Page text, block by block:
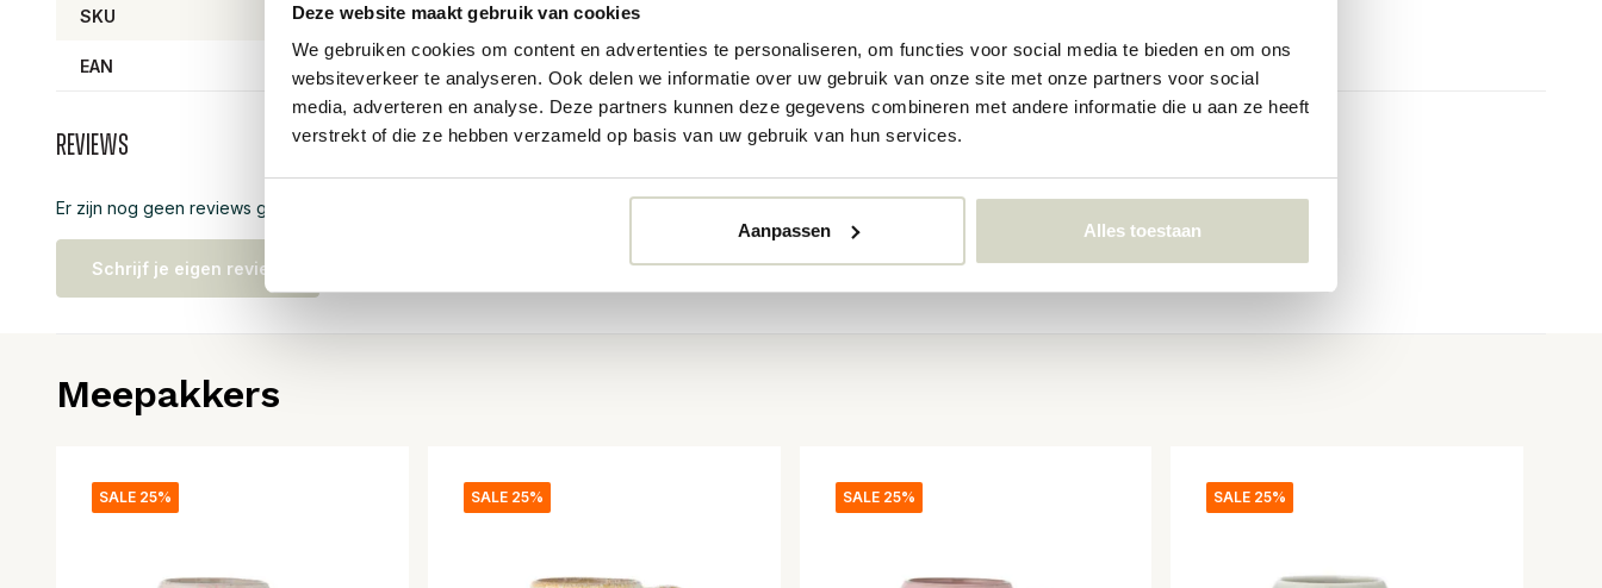
Deze website maakt gebruik van cookies
We gebruiken cookies om content en advertenties te personaliseren, om functies voor social media te bieden en om ons
websiteverkeer te analyseren. Ook delen we informatie over uw gebruik van onze site met onze partners voor social
media, adverteren en analyse. Deze partners kunnen deze gegevens combineren met andere informatie die u aan ze heeft
verstrekt of die ze hebben verzameld op basis van uw gebruik van hun services.
Aanpassen Alles toestaan
SKU 82061625
EAN
Reviews
Er zijn nog geen reviews geschreven over dit product..
Schrijf je eigen review
Meepakkers
SALE 25% SALE 25% SALE 25% SALE 25%